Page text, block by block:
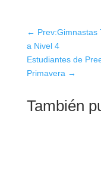
← Prev:Gimnastas
a Nivel 4
Estudiantes de
Primavera →
También